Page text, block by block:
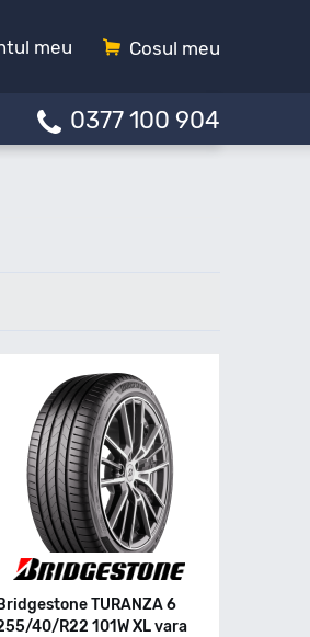
Cosul meu
meu
0377 100 904
Bridgestone TURANZA 6
40/R22 101W XL vara